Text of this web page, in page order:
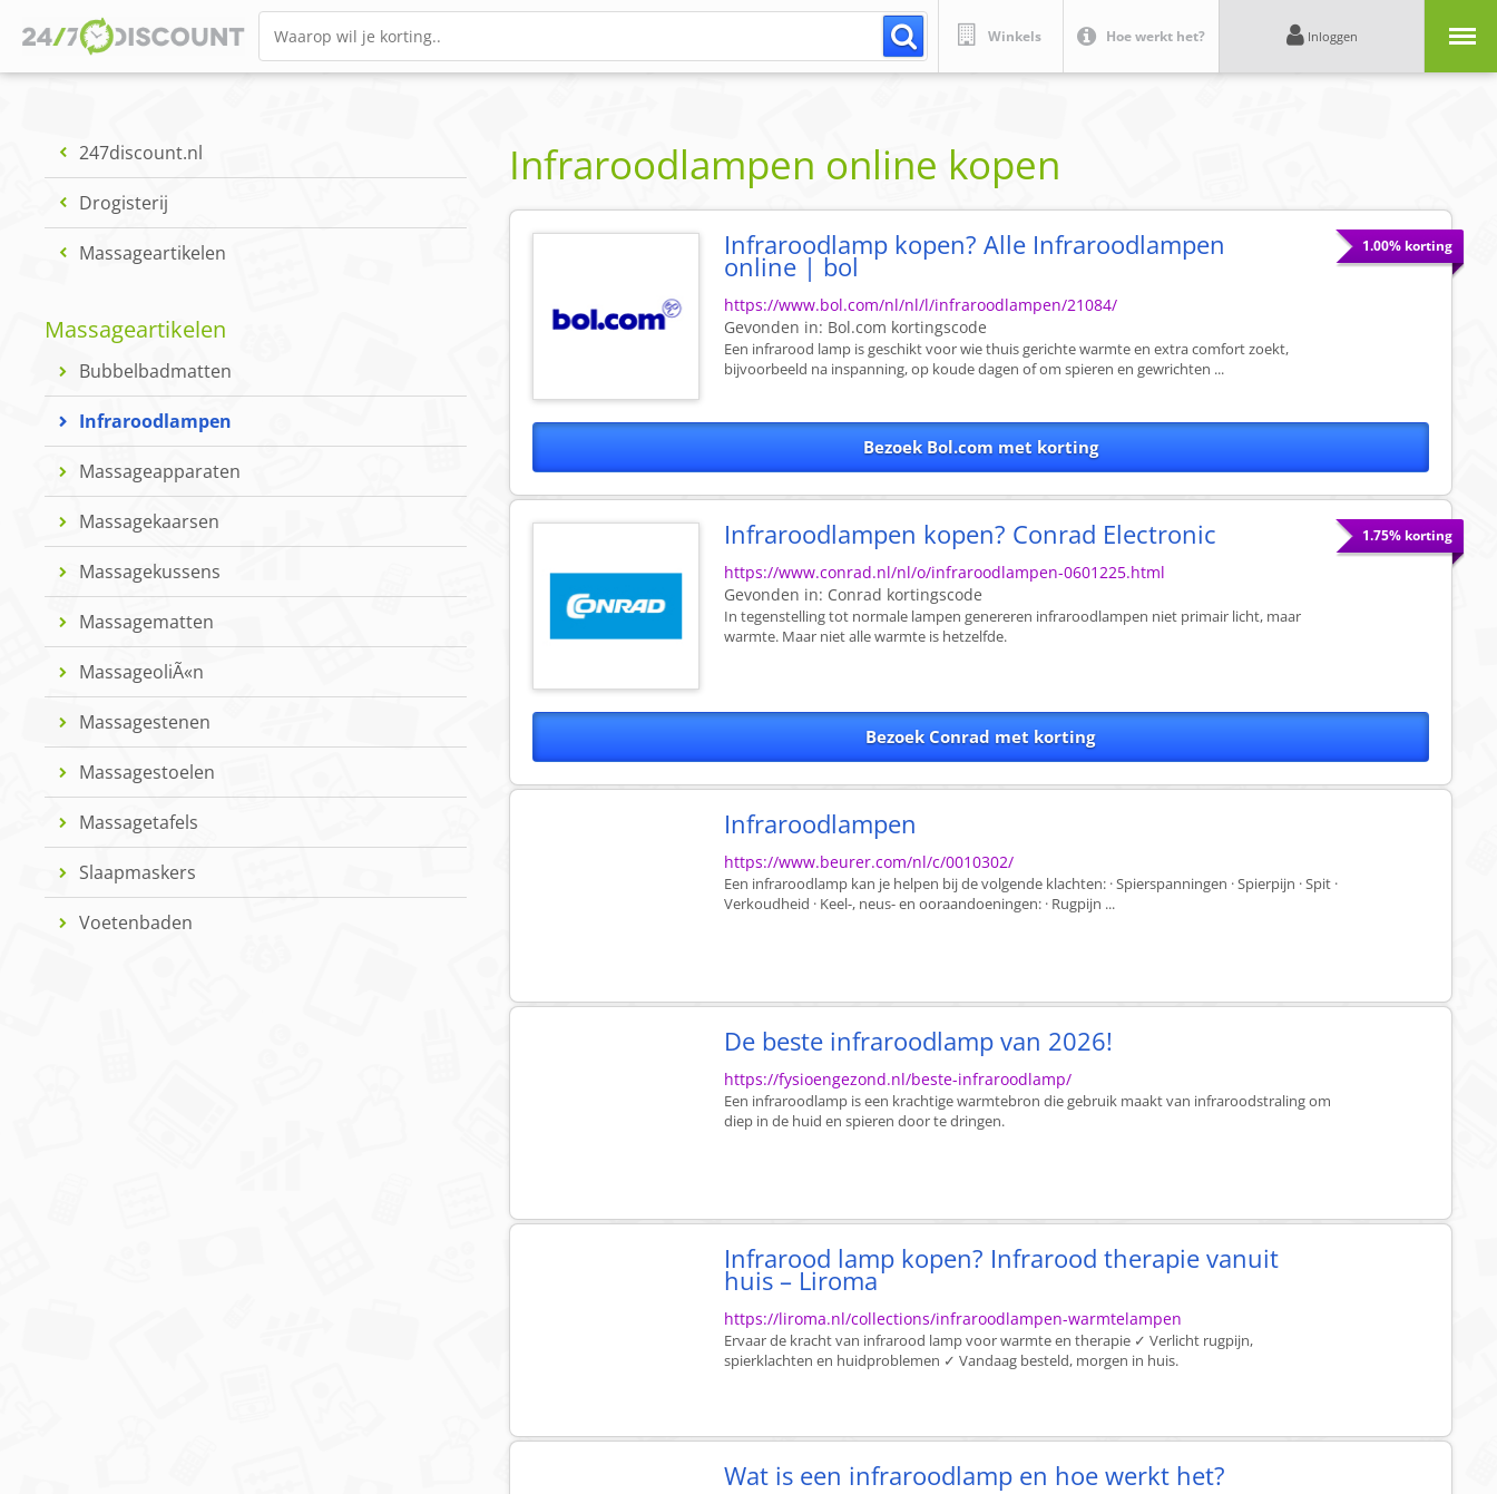
Winkels Hoe werkt het? Inloggen
247discount.nl
Drogisterij
Massageartikelen
Massageartikelen
Bubbelbadmatten
Infraroodlampen
Massageapparaten
Massagekaarsen
Massagekussens
Massagematten
MassageoliÃ«n
Massagestenen
Massagestoelen
Massagetafels
Slaapmaskers
Voetenbaden
Infraroodlampen online kopen
1.00% korting
Infraroodlamp kopen? Alle Infraroodlampen
online | bol
https://www.bol.com/nl/nl/l/infraroodlampen/21084/
Gevonden in: Bol.com kortingscode
Een infrarood lamp is geschikt voor wie thuis gerichte warmte en extra comfort zoekt,
bijvoorbeeld na inspanning, op koude dagen of om spieren en gewrichten ...
Bezoek Bol.com met korting
1.75% korting
Infraroodlampen kopen? Conrad Electronic
https://www.conrad.nl/nl/o/infraroodlampen-0601225.html
Gevonden in: Conrad kortingscode
In tegenstelling tot normale lampen genereren infraroodlampen niet primair licht, maar
warmte. Maar niet alle warmte is hetzelfde.
Bezoek Conrad met korting
Infraroodlampen
https://www.beurer.com/nl/c/0010302/
Een infraroodlamp kan je helpen bij de volgende klachten: · Spierspanningen · Spierpijn · Spit ·
Verkoudheid · Keel-, neus- en ooraandoeningen: · Rugpijn ...
De beste infraroodlamp van 2026!
https://fysioengezond.nl/beste-infraroodlamp/
Een infraroodlamp is een krachtige warmtebron die gebruik maakt van infraroodstraling om
diep in de huid en spieren door te dringen.
Infrarood lamp kopen? Infrarood therapie vanuit
huis – Liroma
https://liroma.nl/collections/infraroodlampen-warmtelampen
Ervaar de kracht van infrarood lamp voor warmte en therapie ✓ Verlicht rugpijn,
spierklachten en huidproblemen ✓ Vandaag besteld, morgen in huis.
Wat is een infraroodlamp en hoe werkt het?